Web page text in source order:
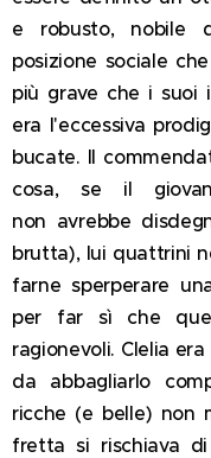
e robusto, nobile
posizione sociale
più grave che i suoi
era l'eccessiva
bucate. Il
cosa, se il
non avrebbe
brutta), lui quattrini
farne sperperare
per far sì che
ragionevoli. Clelia
da abbagliarlo
ricche (e belle) non
fretta si rischiava di